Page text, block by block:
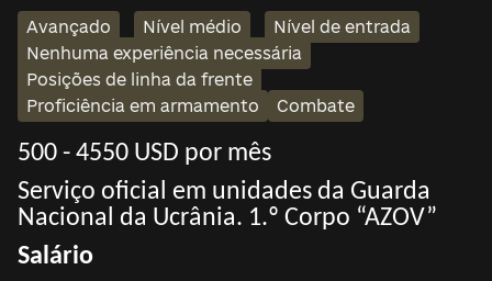
Avançado Nível médio
Nível de entrada
Nenhuma experiência necessária
Posições de linha da frente
Proficiência em armamento
Combate
500 - 4550 USD por mês
Serviço oficial em unidades da Guarda
Nacional da Ucrânia. 1.º Corpo “AZOV”
Salário